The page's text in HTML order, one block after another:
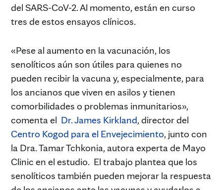
del SARS-CoV-2. Al momento, están en curso
tres de estos ensayos clínicos.
«Pese al aumento en la vacunación, los
senolíticos aún son útiles para quienes no
pueden recibir la vacuna y, especialmente, para
los ancianos que viven en asilos y tienen
comorbilidades o problemas inmunitarios»,
comenta el Dr. James Kirkland, director del
Centro Kogod para el Envejecimiento, junto con
la Dra. Tamar Tchkonia, autora experta de Mayo
Clinic en el estudio. El trabajo plantea que los
senolíticos también pueden mejorar la respuesta